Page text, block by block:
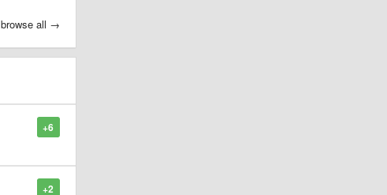
browse all →
+6
+2